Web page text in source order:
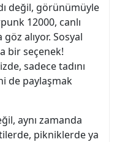
değil, görünümüyle
12000, canlı
alıyor. Sosyal
bir seçenek!
sadece tadını
de paylaşmak
aynı zamanda
pikniklerde ya